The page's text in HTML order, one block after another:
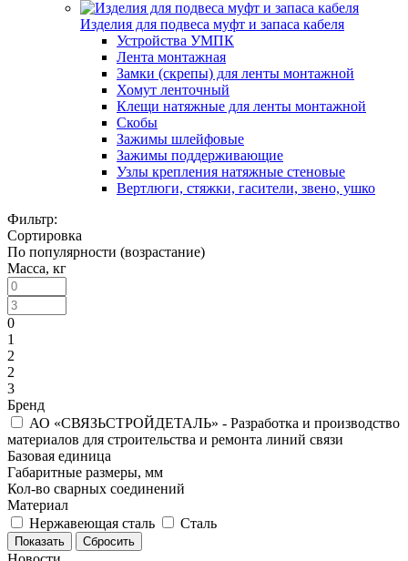
Изделия для подвеса муфт и запаса кабеля
Устройства УМПК
Лента монтажная
Замки (скрепы) для ленты монтажной
Хомут ленточный
Клещи натяжные для ленты монтажной
Скобы
Зажимы шлейфовые
Зажимы поддерживающие
Узлы крепления натяжные стеновые
Вертлюги, стяжки, гасители, звено, ушко
Фильтр:
Сортировка
По популярности (возрастание)
Масса, кг
0
1
2
2
3
Бренд
АО «СВЯЗЬСТРОЙДЕТАЛЬ» - Разработка и производство
материалов для строительства и ремонта линий связи
Базовая единица
Габаритные размеры, мм
Кол-во сварных соединений
Материал
Нержавеющая сталь
Сталь
Показать Сбросить